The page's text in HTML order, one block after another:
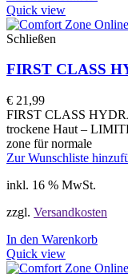
Quick view
Schließen
FIRST CLASS
€ 21,99
FIRST CLASS
trockene Haut –
zone für normale
Zur Wunschliste
inkl. 16 % MwSt.
zzgl. Versandkosten
In den Warenkorb
Quick view